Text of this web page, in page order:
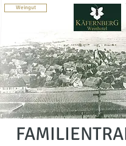
Weingut